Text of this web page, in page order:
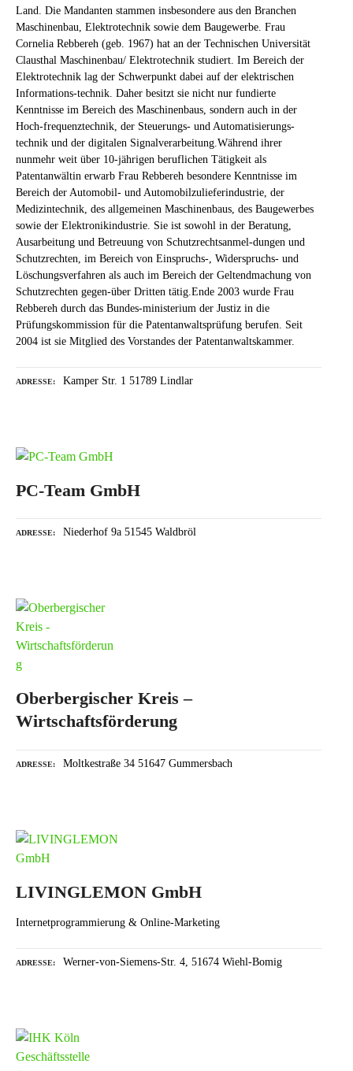
Land. Die Mandanten stammen insbesondere aus den Branchen
Maschinenbau, Elektrotechnik sowie dem Baugewerbe. Frau
Cornelia Rebbereh (geb. 1967) hat an der Technischen Universität
Clausthal Maschinenbau/ Elektrotechnik studiert. Im Bereich der
Elektrotechnik lag der Schwerpunkt dabei auf der elektrischen
Informations-technik. Daher besitzt sie nicht nur fundierte
Kenntnisse im Bereich des Maschinenbaus, sondern auch in der
Hoch-frequenztechnik, der Steuerungs- und Automatisierungs-
technik und der digitalen Signalverarbeitung.Während ihrer
nunmehr weit über 10-jährigen beruflichen Tätigkeit als
Patentanwältin erwarb Frau Rebbereh besondere Kenntnisse im
Bereich der Automobil- und Automobilzulieferindustrie, der
Medizintechnik, des allgemeinen Maschinenbaus, des Baugewerbes
sowie der Elektronikindustrie. Sie ist sowohl in der Beratung,
Ausarbeitung und Betreuung von Schutzrechtsanmel-dungen und
Schutzrechten, im Bereich von Einspruchs-, Widerspruchs- und
Löschungsverfahren als auch im Bereich der Geltendmachung von
Schutzrechten gegen-über Dritten tätig.Ende 2003 wurde Frau
Rebbereh durch das Bundes-ministerium der Justiz in die
Prüfungskommission für die Patentanwaltsprüfung berufen. Seit
2004 ist sie Mitglied des Vorstandes der Patentanwaltskammer.
ADRESSE Kamper Str. 1 51789 Lindlar
PC-Team GmbH
ADRESSE Niederhof 9a 51545 Waldbröl
Oberbergischer Kreis –
Wirtschaftsförderung
ADRESSE Moltkestraße 34 51647 Gummersbach
LIVINGLEMON GmbH
Internetprogrammierung & Online-Marketing
ADRESSE Werner-von-Siemens-Str. 4, 51674 Wiehl-Bomig